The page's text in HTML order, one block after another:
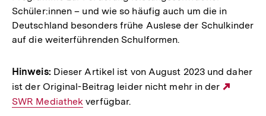
Schüler:innen – und wie so häufig auch um die in
Deutschland besonders frühe Auslese der Schulkinder
auf die weiterführenden Schulformen.
Hinweis: Dieser Artikel ist von August 2023 und daher
ist der Original-Beitrag leider nicht mehr in der
SWR Mediathek verfügbar.